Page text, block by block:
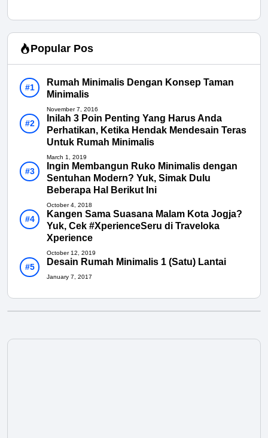
Popular Pos
Rumah Minimalis Dengan Konsep Taman
Minimalis
November 7, 2016
Inilah 3 Poin Penting Yang Harus Anda
Perhatikan, Ketika Hendak Mendesain Teras
Untuk Rumah Minimalis
March 1, 2019
Ingin Membangun Ruko Minimalis dengan
Sentuhan Modern? Yuk, Simak Dulu
Beberapa Hal Berikut Ini
October 4, 2018
Kangen Sama Suasana Malam Kota Jogja?
Yuk, Cek #XperienceSeru di Traveloka
Xperience
October 12, 2019
Desain Rumah Minimalis 1 (Satu) Lantai
January 7, 2017